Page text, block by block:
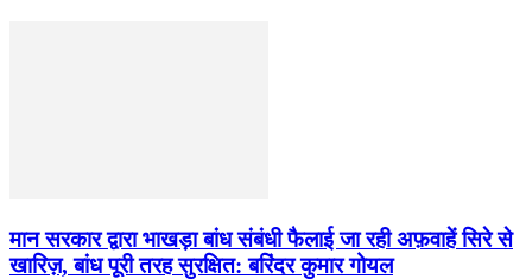
मान सरकार द्वारा भाखड़ा बांध संबंधी फैलाई जा रही अफ़वाहें सिरे से
खारिज़, बांध पूरी तरह सुरक्षित: बरिंदर कुमार गोयल